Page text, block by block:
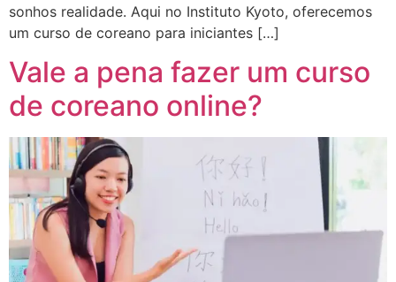
sonhos realidade. Aqui no Instituto Kyoto, oferecemos
um curso de coreano para iniciantes […]
Vale a pena fazer um curso
de coreano online?